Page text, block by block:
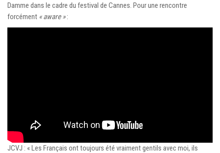
Damme dans le cadre du festival de Cannes. Pour une rencontre
forcément « aware »:
JCVJ : « Les Français ont toujours été vraiment gentils avec moi, ils